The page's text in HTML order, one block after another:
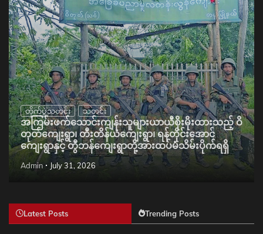
တိုက်ပွဲသတင်း သတင်း
အကြမ်းဖက်သောင်းကျန်းသူများယာယီစိုးမိုးထားသည့် ဝိ
တုတ်ကျေးရွာ၊ တီးတိန်ယံကျေးရွာ၊ ရန်တိုင်းအောင်
ကျေးရွာနှင့် တွီဘန်ကျေးရွာတို့အားထပ်မံသိမ်းပိုက်ရရှိ
Admin July 31, 2026
Latest Posts Trending Posts